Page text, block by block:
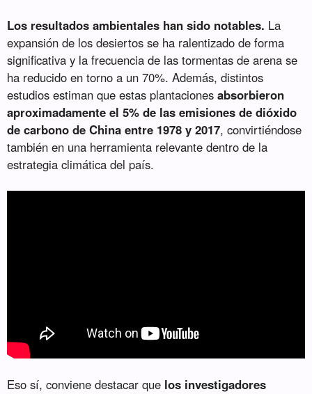
Los resultados ambientales han sido notables. La
expansión de los desiertos se ha ralentizado de forma
significativa y la frecuencia de las tormentas de arena se
ha reducido en torno a un 70%. Además, distintos
estudios estiman que estas plantacionesabsorbieron
aproximadamente el 5% de las emisiones de dióxido
de carbono de China entre 1978 y 2017, convirtiéndose
también en una herramienta relevante dentro de la
estrategia climática del país.
Eso sí, conviene destacar que los investigadores